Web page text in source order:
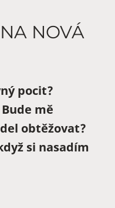
NOVÁ
pocit?
mě
obtěžovat?
si nasadím